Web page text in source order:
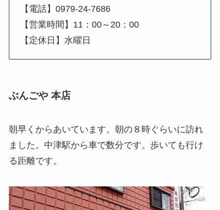
【電話】0979-24-7686
【営業時間】11：00～20：00
【定休日】水曜日
ぶんごや 本店
朝早くからあいています。朝の８時ぐらいに訪れ
ました。中津駅から車で数分です。歩いても行け
る距離です。